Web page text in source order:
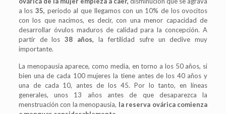
a los35, periodo al que llegamos con un 10% de los ovocitos
con los que nacimos, es decir, con una menor capacidad de
desarrollar óvulos maduros de calidad para la concepción. A
partir de los38 años, la fertilidad sufre un declive muy
importante.
La menopausia aparece, como media, en torno a los 50 años, si
bien una de cada 100 mujeres la tiene antes de los 40 años y
una de cada 10, antes de los 45. Por lo tanto, en líneas
generales, unos 13 años antes de que desaparezca la
menstruación con la menopausia, la reserva ovárica comienza